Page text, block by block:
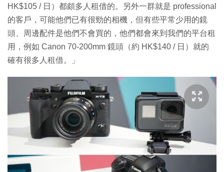
HK$105 / 日）都頗多人租借的。另外一群就是 professional
的客戶，可能他們已有很勁的相機，但有些平常少用的鏡
頭、周邊配件是他們不會買的，他們都會來到我們的平台租
用，例如 Canon 70-200mm 鏡頭（約 HK$140 / 日）就的
確有很多人租借。」